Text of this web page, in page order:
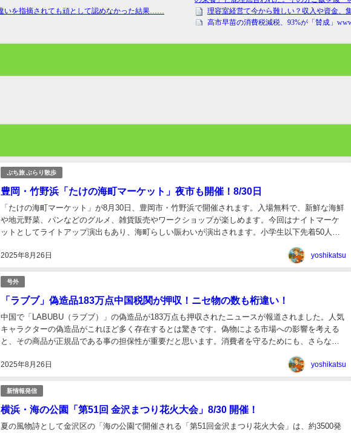
ぷち旅 ぶらり散歩
豊岡・竹野浜「たけの海町マーケット」夜市も開催！8/30日
2025年8月26日
「たけの海町マーケット」が8月30日、豊岡市・竹野浜で開催されます。入場無料で、新鮮な海鮮
や地元野菜、パンなどのグルメ、雑貨販売やワークショップが楽しめます。今回はナイトマーケ
ットとしてライトアップ演出もあり、海町らしい賑わいが演出されます。小学生以下先着50人に
yoshikatsu
号外
「ラブブ」偽造品183万点中国税関が押収！ニセ物の数も桁違い！
2025年8月26日
中国で「LABUBU（ラブブ）」の偽造品が183万点も押収されたニュースが報道されました。人気
キャラクターの偽造品がこれほど多く存在するとは驚きです。偽物による市場への影響を考える
と、その商品が正規品である事の担保性が重要だと思います。消費者を守るためにも、さらなる
yoshikatsu
新情報発信
横浜・海の公園「第51回 金沢まつり花火大会」8/30 開催！
夏の風物詩として金沢区の「海の公園で開催される「第51回金沢まつり花火大会」は、約3500発